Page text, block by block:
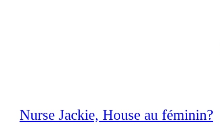
Nurse Jackie, House au féminin?